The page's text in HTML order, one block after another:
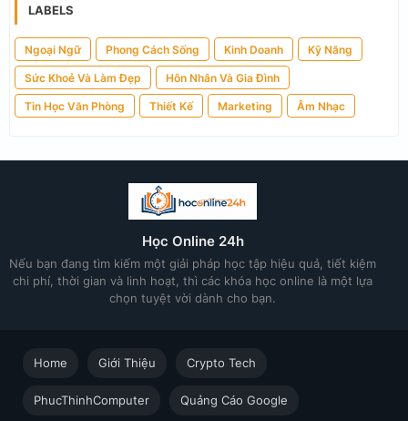
LABELS
Ngoại Ngữ Phong Cách Sống Kinh Doanh Kỹ Năng
Sức Khoẻ Và Làm Đẹp Hôn Nhân Và Gia Đình
Tin Học Văn Phòng Thiết Kế Marketing Âm Nhạc
Học Online 24h
Nếu bạn đang tìm kiếm một giải pháp học tập hiệu quả, tiết kiệm
chi phí, thời gian và linh hoạt, thì các khóa học online là một lựa
chọn tuyệt vời dành cho bạn.
Home Giới Thiệu Crypto Tech
PhucThinhComputer Quảng Cáo Google